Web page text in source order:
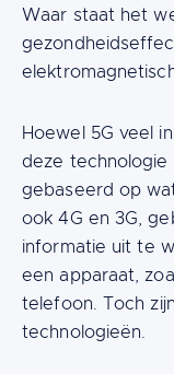
Waar staat het
Hoewel 5G veel
deze
gebaseerd op
ook 4G en 3G,
informatie uit te
een apparaat,
telefoon. Toch
technologieën.